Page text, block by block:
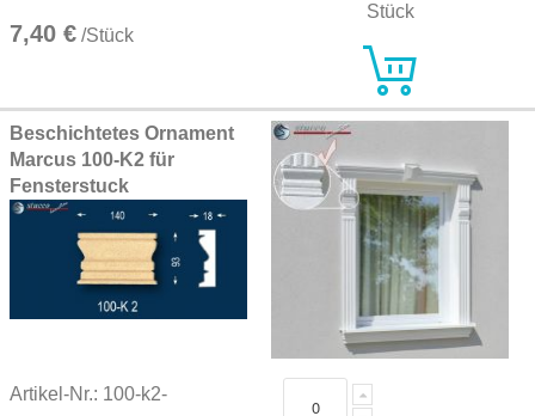
7,40 € /Stück
Stück
Beschichtetes Ornament
Marcus 100-K2 für
Fensterstuck
Artikel-Nr.: 100-k2-